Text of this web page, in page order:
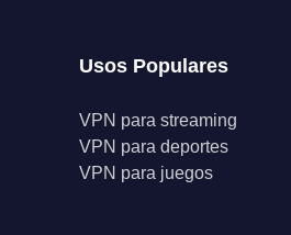
Usos Populares
VPN para streaming
VPN para deportes
VPN para juegos